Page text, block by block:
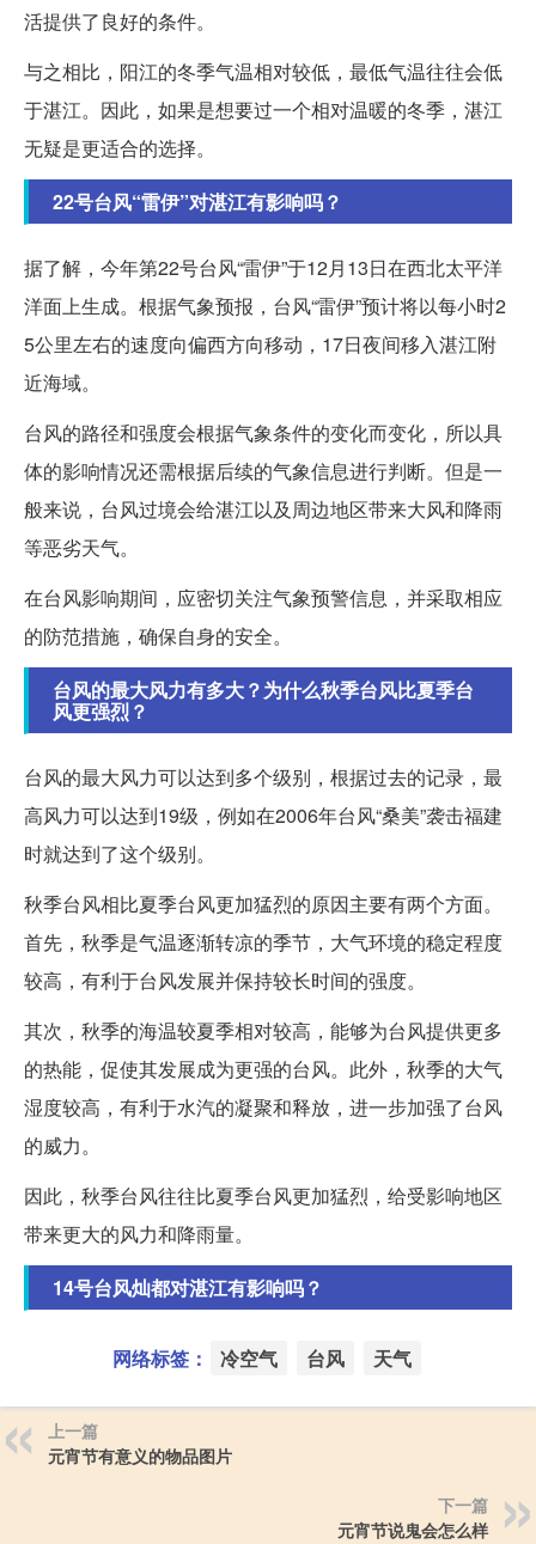
活提供了良好的条件。
与之相比，阳江的冬季气温相对较低，最低气温往往会低
于湛江。因此，如果是想要过一个相对温暖的冬季，湛江
无疑是更适合的选择。
22号台风“雷伊”对湛江有影响吗？
据了解，今年第22号台风“雷伊”于12月13日在西北太平洋
洋面上生成。根据气象预报，台风“雷伊”预计将以每小时2
5公里左右的速度向偏西方向移动，17日夜间移入湛江附
近海域。
台风的路径和强度会根据气象条件的变化而变化，所以具
体的影响情况还需根据后续的气象信息进行判断。但是一
般来说，台风过境会给湛江以及周边地区带来大风和降雨
等恶劣天气。
在台风影响期间，应密切关注气象预警信息，并采取相应
的防范措施，确保自身的安全。
台风的最大风力有多大？为什么秋季台风比夏季台
风更强烈？
台风的最大风力可以达到多个级别，根据过去的记录，最
高风力可以达到19级，例如在2006年台风“桑美”袭击福建
时就达到了这个级别。
秋季台风相比夏季台风更加猛烈的原因主要有两个方面。
首先，秋季是气温逐渐转凉的季节，大气环境的稳定程度
较高，有利于台风发展并保持较长时间的强度。
其次，秋季的海温较夏季相对较高，能够为台风提供更多
的热能，促使其发展成为更强的台风。此外，秋季的大气
湿度较高，有利于水汽的凝聚和释放，进一步加强了台风
的威力。
因此，秋季台风往往比夏季台风更加猛烈，给受影响地区
带来更大的风力和降雨量。
14号台风灿都对湛江有影响吗？
网络标签： 冷空气 台风 天气
上一篇
元宵节有意义的物品图片
下一篇
元宵节说鬼会怎么样